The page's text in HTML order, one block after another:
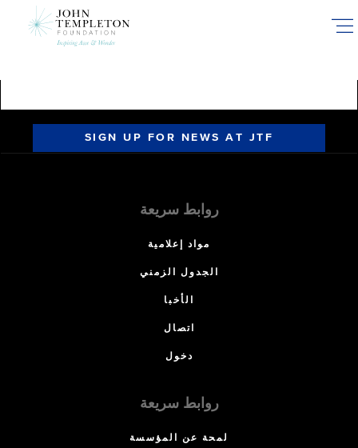
SIGN UP FOR NEWS AT JTF
روابط سريعة
مواد إعلامية
الجدول الزمني
الأخبا
اتصال
دخول
روابط سريعة
لمحة عن المؤسسة